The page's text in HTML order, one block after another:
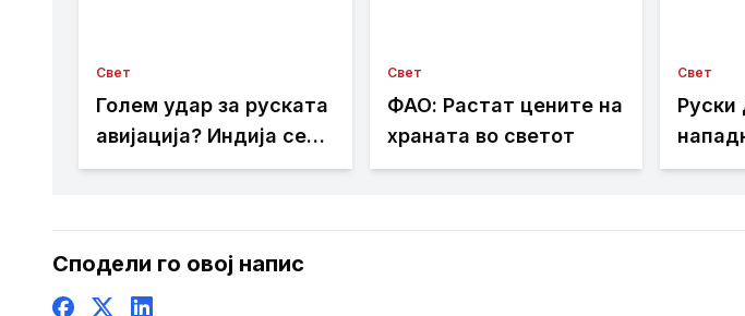
Свет
Голем удар за руската
авијација? Индија се
откажува од набавка
Свет
ФАО: Растат цените на
храната во светот
Свет
Руски
Сподели го овој напис